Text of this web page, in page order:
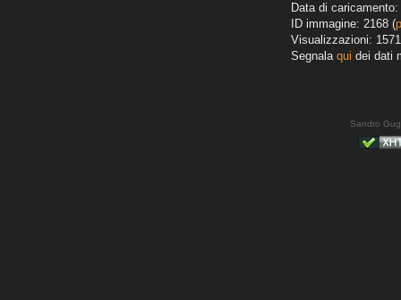
Data di
ID immagine: 2168 (
Visualizzazioni: 1571
Segnala qui dei dati
Sandro